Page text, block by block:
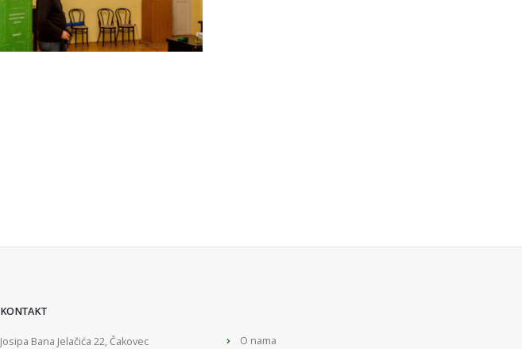
KONTAKT
Josipa Bana Jelačića 22, Čakovec
O nama